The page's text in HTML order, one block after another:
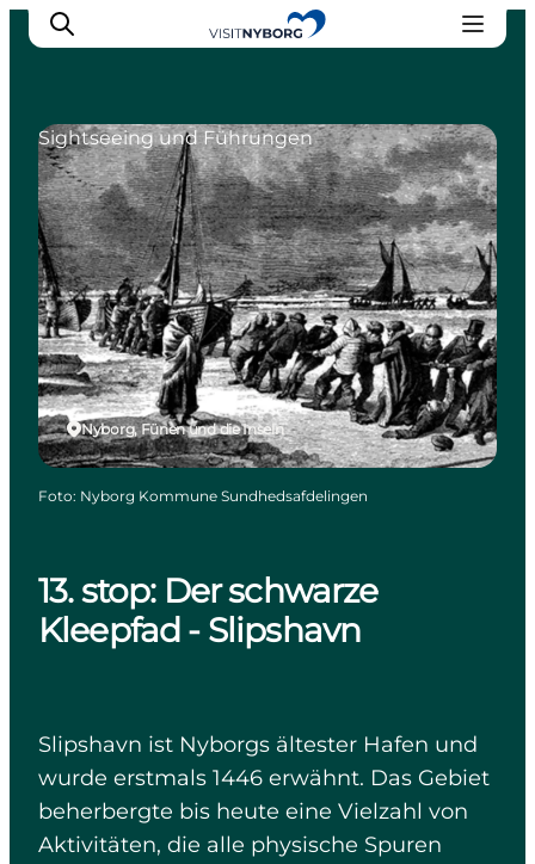
Erlebnisse in Nyborg
Outdoor
Veranstaltungen
Übernachtung
Reiseplanung
Buchen & kaufen
13. stop: Der schwarze
Kleepfad - Slipshavn
Slipshavn ist Nyborgs ältester Hafen und
wurde erstmals 1446 erwähnt. Das Gebiet
beherbergte bis heute eine Vielzahl von
Aktivitäten, die alle physische Spuren
Nyborg, Fünen und die Inseln
Sightseeing und Führungen
Foto: Nyborg Kommune Sundhedsafdelingen